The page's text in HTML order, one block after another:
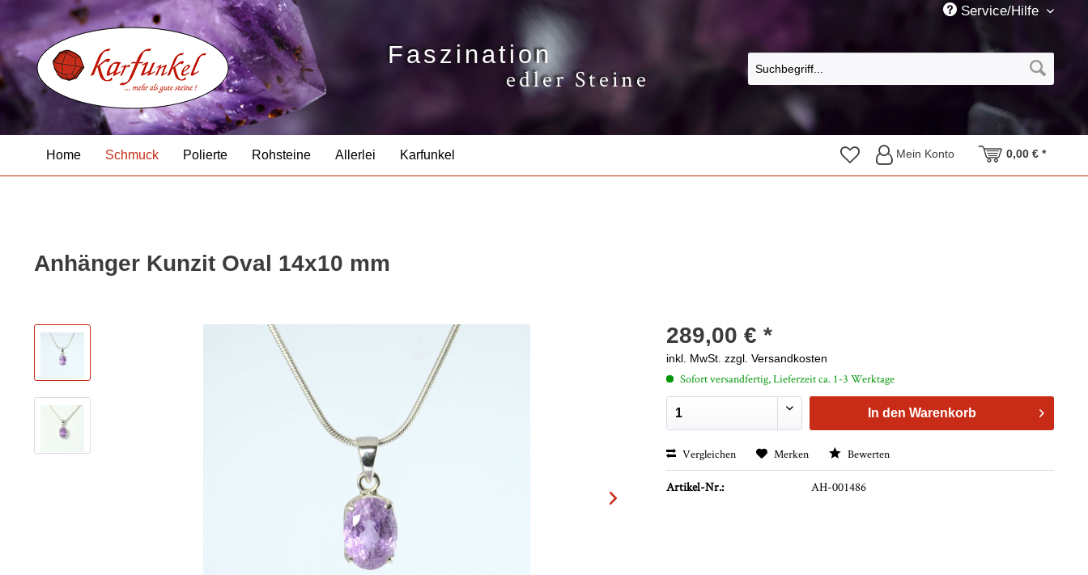
Service/Hilfe
Faszination
edler Steine
Home Schmuck Polierte Rohsteine Allerlei Karfunkel Mein Konto 0,00 € *
Anhänger Kunzit Oval 14x10 mm
289,00 € *
inkl. MwSt.zzgl. Versandkosten
Sofort versandfertig, Lieferzeit ca. 1-3 Werktage
In den Warenkorb
Vergleichen Merken Bewerten
Artikel-Nr.: AH-001486